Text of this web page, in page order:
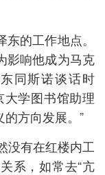
的工作地点。
影响他成为马克
同斯诺谈话时
大学图书馆助理
方向发展。”
没有在红楼内工
系，如常去“亢